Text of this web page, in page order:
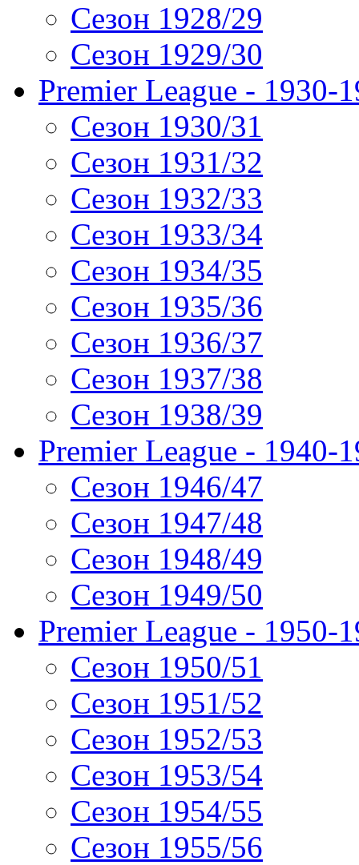
Сезон 1928/29
Сезон 1929/30
Premier League - 1930-
Сезон 1930/31
Сезон 1931/32
Сезон 1932/33
Сезон 1933/34
Сезон 1934/35
Сезон 1935/36
Сезон 1936/37
Сезон 1937/38
Сезон 1938/39
Premier League - 1940-
Сезон 1946/47
Сезон 1947/48
Сезон 1948/49
Сезон 1949/50
Premier League - 1950-
Сезон 1950/51
Сезон 1951/52
Сезон 1952/53
Сезон 1953/54
Сезон 1954/55
Сезон 1955/56